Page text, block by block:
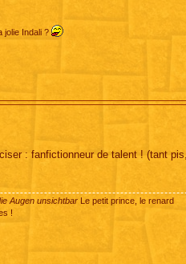
jolie Indali ?
: fanfictionneur de talent ! (tant
Augen unsichtbar Le petit prince, le renard
!